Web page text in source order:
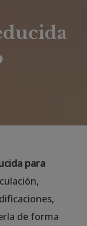
para
de forma